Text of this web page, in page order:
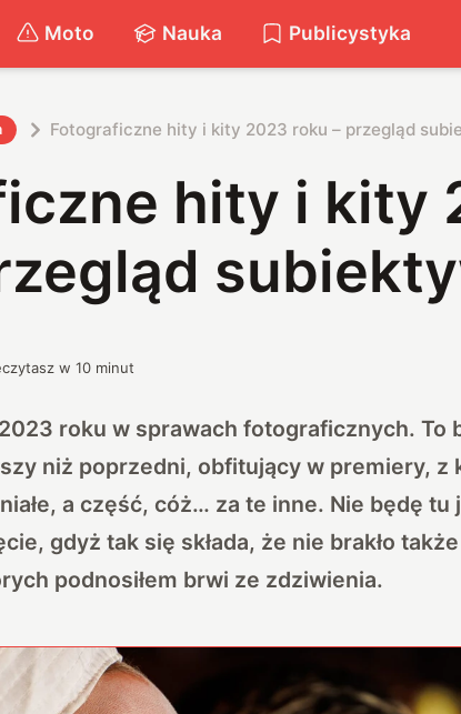
Moto Nauka Publicystyka
Fotograficzne hity i kity 2023 roku – przegląd
hity i kity
w10 minut
2023 roku w sprawach fotograficznych. To
niż poprzedni, obfitujący w premiery, z
a część, cóż… za te inne. Nie będę tu
gdyż tak się składa, że nie brakło
podnosiłem brwi ze zdziwienia.